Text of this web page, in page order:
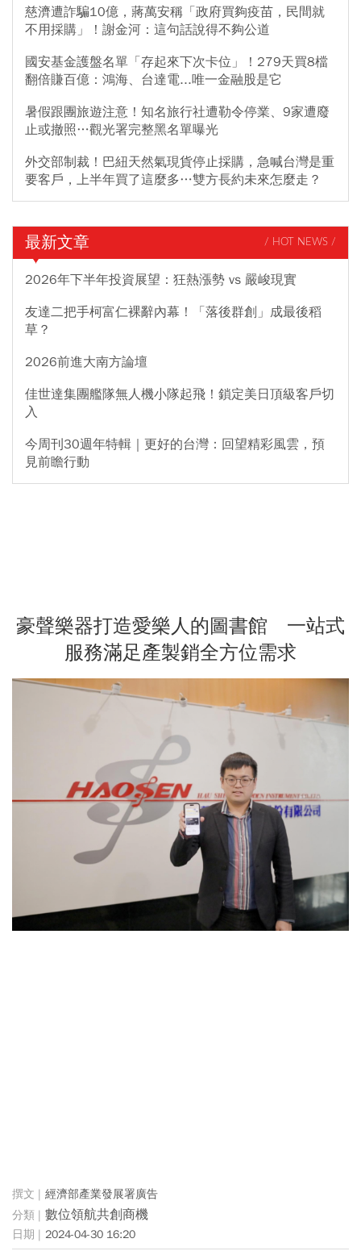
慈濟遭詐騙10億，蔣萬安稱「政府買夠疫苗，民間就
不用採購」！謝金河：這句話說得不夠公道
國安基金護盤名單「存起來下次卡位」！279天買8檔
翻倍賺百億：鴻海、台達電...唯一金融股是它
暑假跟團旅遊注意！知名旅行社遭勒令停業、9家遭廢
止或撤照…觀光署完整黑名單曝光
外交部制裁！巴紐天然氣現貨停止採購，急喊台灣是重
要客戶，上半年買了這麼多…雙方長約未來怎麼走？
最新文章 / HOT NEWS /
2026年下半年投資展望：狂熱漲勢 vs 嚴峻現實
友達二把手柯富仁裸辭內幕！「落後群創」成最後稻
草？
2026前進大南方論壇
佳世達集團艦隊無人機小隊起飛！鎖定美日頂級客戶切
入
今周刊30週年特輯｜更好的台灣：回望精彩風雲，預
見前瞻行動
豪聲樂器打造愛樂人的圖書館 一站式
服務滿足產製銷全方位需求
經濟部產業發展署廣告
數位領航共創商機
2024-04-30 16:20